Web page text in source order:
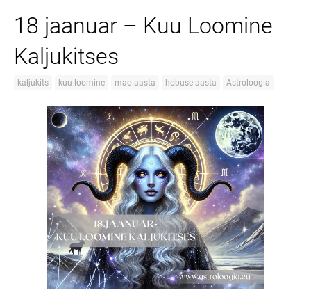
18 jaanuar – Kuu Loomine
Kaljukitses
kaljukits kuu loomine mao aasta hobuse aasta Astroloogia